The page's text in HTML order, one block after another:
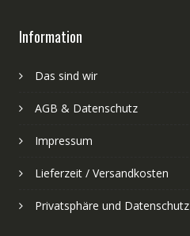
Information
Das sind wir
AGB & Datenschutz
Impressum
Lieferzeit / Versandkosten
Privatsphäre und Datenschutz